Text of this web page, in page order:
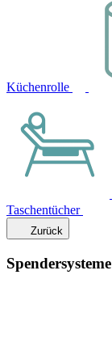
Küchenrolle
Taschentücher
Zurück
Spendersysteme